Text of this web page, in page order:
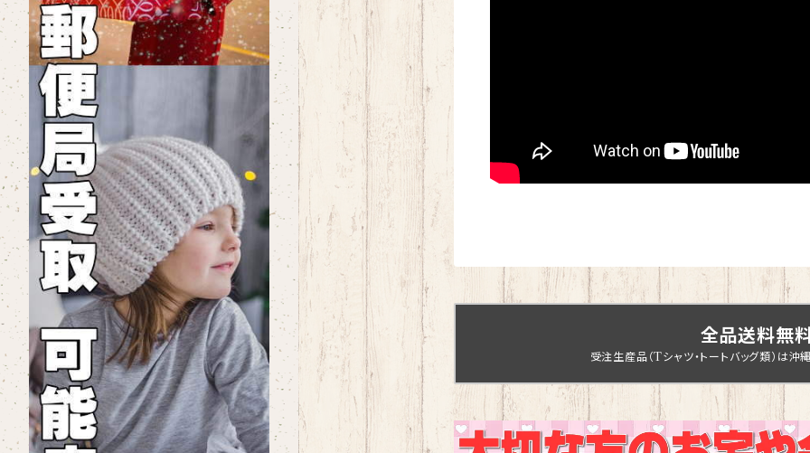
全品送料無
受注生産品（Tシャツ・トートバッグ類）は